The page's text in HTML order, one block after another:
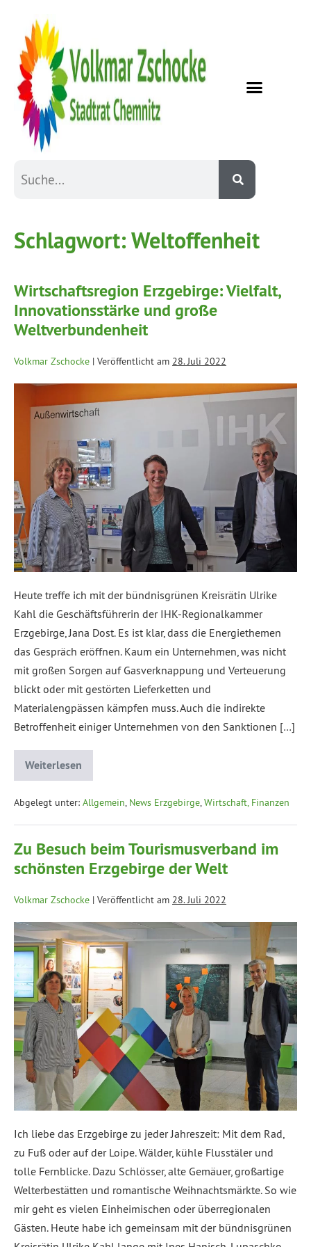
Schlagwort:Weltoffenheit
Wirtschaftsregion Erzgebirge: Vielfalt,
Innovationsstärke und große
Weltverbundenheit
Volkmar Zschocke | Veröffentlicht am 28. Juli 2022
Heute treffe ich mit der bündnisgrünen Kreisrätin Ulrike
Kahl die Geschäftsführerin der IHK-Regionalkammer
Erzgebirge, Jana Dost. Es ist klar, dass die Energiethemen
das Gespräch eröffnen. Kaum ein Unternehmen, was nicht
mit großen Sorgen auf Gasverknappung und Verteuerung
blickt oder mit gestörten Lieferketten und
Materialengpässen kämpfen muss. Auch die indirekte
Betroffenheit einiger Unternehmen von den Sanktionen […]
Weiterlesen
Abgelegt unter: Allgemein, News Erzgebirge,Wirtschaft, Finanzen
Zu Besuch beim Tourismusverband im
schönsten Erzgebirge der Welt
Volkmar Zschocke | Veröffentlicht am 28. Juli 2022
Ich liebe das Erzgebirge zu jeder Jahreszeit: Mit dem Rad,
zu Fuß oder auf der Loipe. Wälder, kühle Flusstäler und
tolle Fernblicke. Dazu Schlösser, alte Gemäuer, großartige
Welterbestätten und romantische Weihnachtsmärkte. So wie
mir geht es vielen Einheimischen oder überregionalen
Gästen. Heute habe ich gemeinsam mit der bündnisgrünen